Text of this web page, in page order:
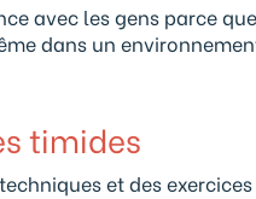
avec les gens parce
dans un
timides
et des